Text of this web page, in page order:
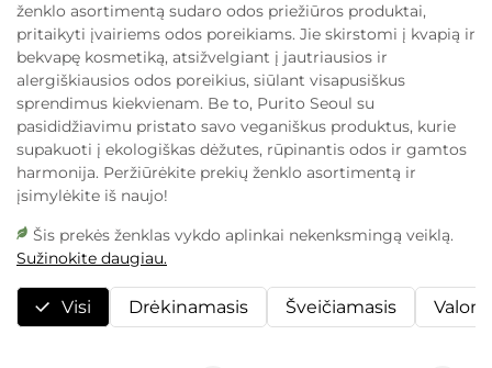
ženklo asortimentą sudaro odos priežiūros produktai,
pritaikyti įvairiems odos poreikiams. Jie skirstomi į kvapią ir
bekvapę kosmetiką, atsižvelgiant į jautriausios ir
alergiškiausios odos poreikius, siūlant visapusiškus
sprendimus kiekvienam. Be to, Purito Seoul su
pasididžiavimu pristato savo veganiškus produktus, kurie
supakuoti į ekologiškas dėžutes, rūpinantis odos ir gamtos
harmonija. Peržiūrėkite prekių ženklo asortimentą ir
įsimylėkite iš naujo!
Šis prekės ženklas vykdo aplinkai nekenksmingą veiklą.
Sužinokite daugiau.
Visi Drėkinamasis Šveičiamasis